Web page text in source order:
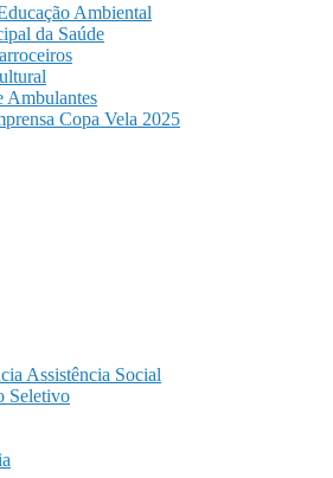
Ambiental
da Saúde
Ambulantes
Copa Vela 2025
Assistência Social
Seletivo